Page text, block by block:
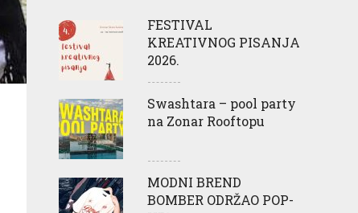
FESTIVAL
KREATIVNOG PISANJA
2026.
Swashtara – pool party
na Zonar Rooftopu
MODNI BREND
BOMBER ODRŽAO POP-